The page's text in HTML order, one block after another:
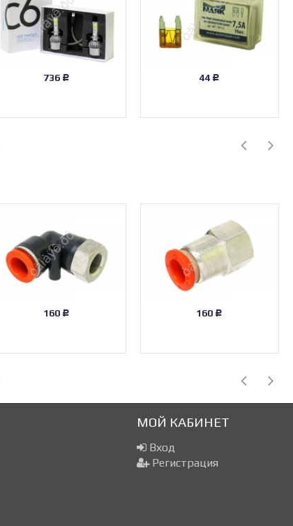
736 Р 44 Р
160 Р 160 Р
МОЙ КАБИНЕТ
Вход
Регистрация